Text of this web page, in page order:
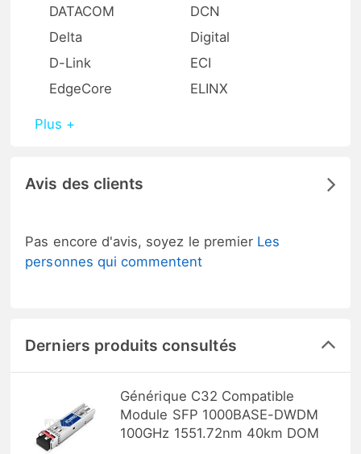
DATACOM
DCN
Delta
Digital
D-Link
ECI
EdgeCore
ELINX
Plus +
Avis des clients
Pas encore d'avis, soyez le premier Les
personnes qui commentent
Derniers produits consultés
Générique C32 Compatible
Module SFP 1000BASE-DWDM
100GHz 1551.72nm 40km DOM